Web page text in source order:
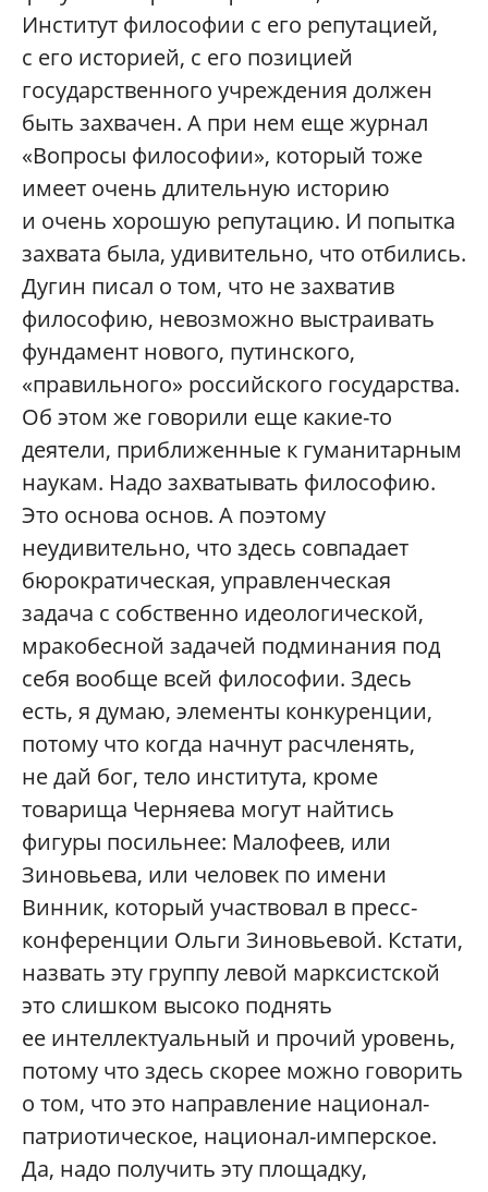
Институт философии с его репутацией,
с его историей, с его позицией
государственного учреждения должен
быть захвачен. А при нем еще журнал
«Вопросы философии», который тоже
имеет очень длительную историю
и очень хорошую репутацию. И попытка
захвата была, удивительно, что отбились.
Дугин писал о том, что не захватив
философию, невозможно выстраивать
фундамент нового, путинского,
«правильного» российского государства.
Об этом же говорили еще какие-то
деятели, приближенные к гуманитарным
наукам. Надо захватывать философию.
Это основа основ. А поэтому
неудивительно, что здесь совпадает
бюрократическая, управленческая
задача с собственно идеологической,
мракобесной задачей подминания под
себя вообще всей философии. Здесь
есть, я думаю, элементы конкуренции,
потому что когда начнут расчленять,
не дай бог, тело института, кроме
товарища Черняева могут найтись
фигуры посильнее: Малофеев, или
Зиновьева, или человек по имени
Винник, который участвовал в пресс-
конференции Ольги Зиновьевой. Кстати,
назвать эту группу левой марксистской
это слишком высоко поднять
ее интеллектуальный и прочий уровень,
потому что здесь скорее можно говорить
о том, что это направление национал-
патриотическое, национал-имперское.
Да, надо получить эту площадку,